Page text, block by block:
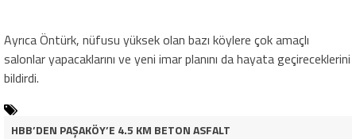
Ayrıca Öntürk, nüfusu yüksek olan bazı köylere çok amaçlı
salonlar yapacaklarını ve yeni imar planını da hayata geçireceklerini
bildirdi.
HBB’DEN PAŞAKÖY’E 4.5 KM BETON ASFALT